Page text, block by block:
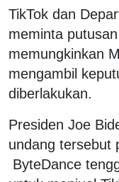
TikTok dan
meminta
memungkinkan
mengambil
diberlakukan.
Presiden Joe
undang tersebut
ByteDance